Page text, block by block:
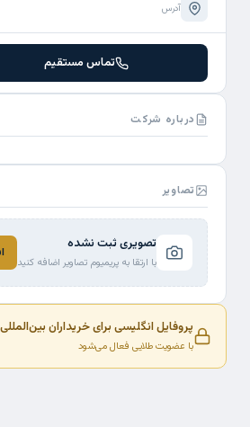
آدرس
تماس مستقیم
درباره شرکت
تصاویر
تصویری ثبت نشده
با ارتقا به پریمیوم تصاویر اضافه کنید
پروفایل انگلیسی برای خریداران بین‌المللی
با عضویت طلایی فعال می‌شود